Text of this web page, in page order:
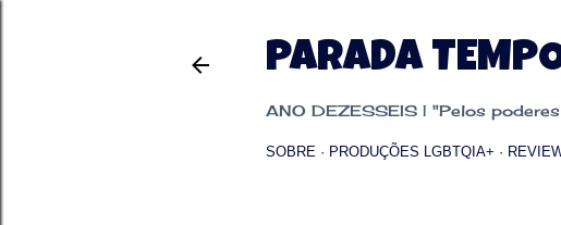
PARADA
ANO DEZESSEIS | "Pelos
SOBRE PRODUÇÕES LGBTQIA+